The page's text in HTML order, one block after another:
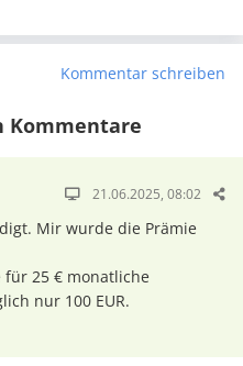
Kommentar schreiben
Kommentare
21.06.2025, 08:02
Mir wurde die Prämie
25 € monatliche
nur 100 EUR.